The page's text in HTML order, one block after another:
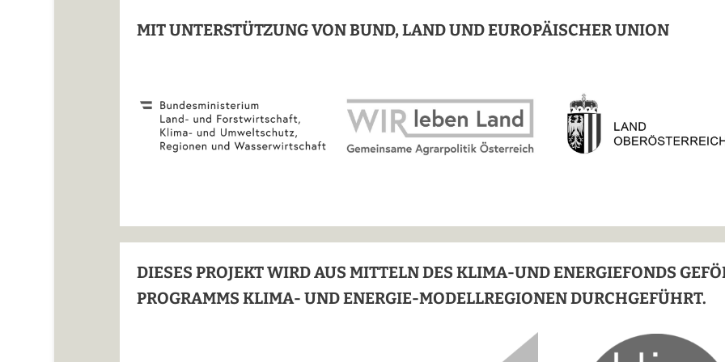
MIT UNTERSTÜTZUNG VON BUND, LAND UND EUROPÄISCHER UNION
DIESES PROJEKT WIRD AUS MITTELN DES KLIMA-UND ENERGIEFONDS
PROGRAMMS KLIMA- UND ENERGIE-MODELLREGIONEN DURCHGEFÜHRT.